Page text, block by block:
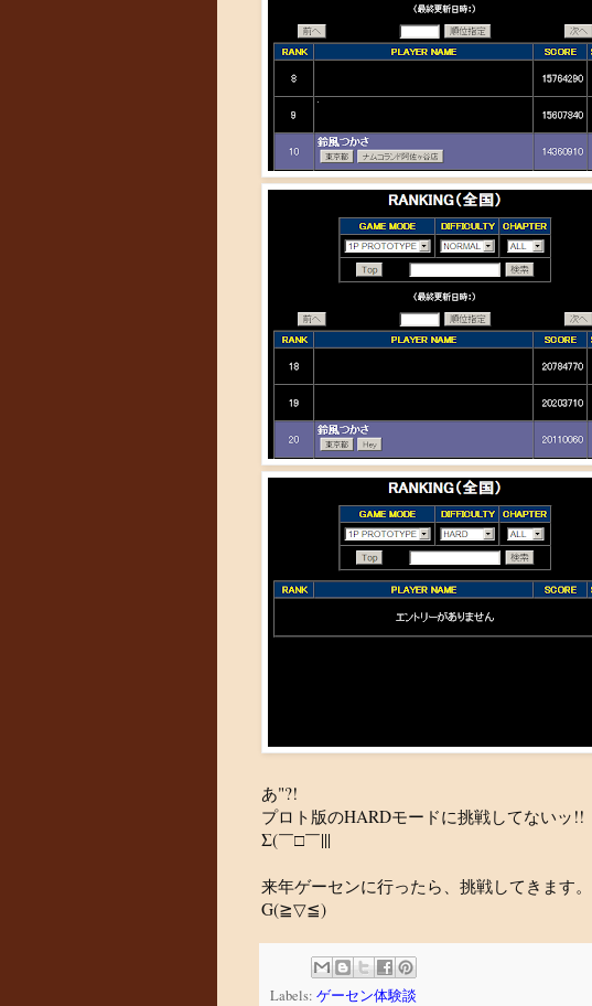
あ"?!
プロト版のHARDモードに挑戦してないッ!!
Σ(￣□￣|||
来年ゲーセンに行ったら、挑戦してきます。
G(≧▽≦)
Labels: ゲーセン体験談